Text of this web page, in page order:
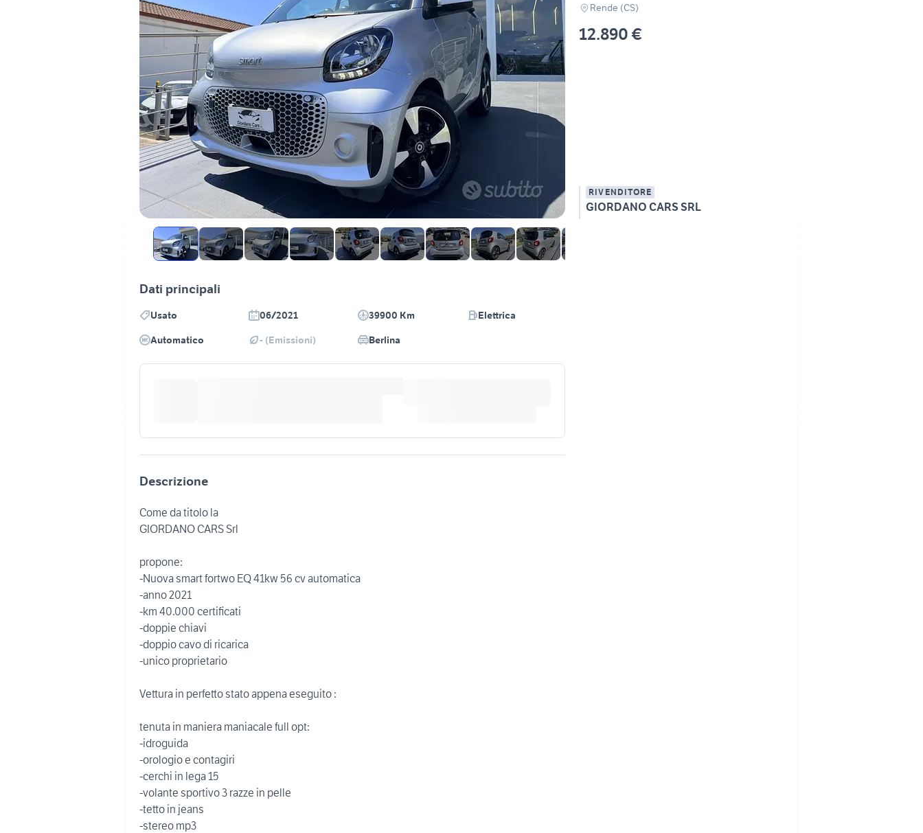
Rende (CS)
12.890 €
RIVENDITORE
GIORDANO CARS SRL
Dati principali
Usato 06/2021 39900 Km
Elettrica
Automatico
- (Emissioni) Berlina
Descrizione
Come da titolo la
GIORDANO CARS Srl
propone:
-Nuova smart fortwo EQ 41kw 56 cv automatica
-anno 2021
-km 40.000 certificati
-doppie chiavi
-doppio cavo di ricarica
-unico proprietario
Vettura in perfetto stato appena eseguito :
tenuta in maniera maniacale full opt:
-idroguida
-orologio e contagiri
-cerchi in lega 15
-volante sportivo 3 razze in pelle
-tetto in jeans
-stereo mp3